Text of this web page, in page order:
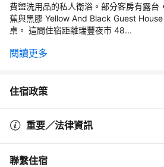
費盥洗用品的私人衛浴。部分客房有露台
蕉與黑膠 Yellow And Black Guest
桌。 這間住宿距離瑞豐夜市 48...
閱讀更多
住宿政策
重要／法律資訊
聯繫住宿